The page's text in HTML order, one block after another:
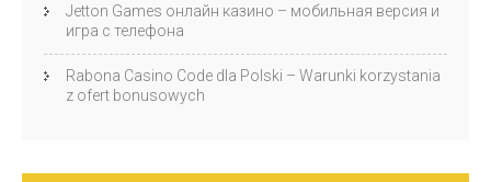
Jetton Games онлайн казино – мобильная версия и
игра с телефона
Rabona Casino Code dla Polski – Warunki korzystania
z ofert bonusowych